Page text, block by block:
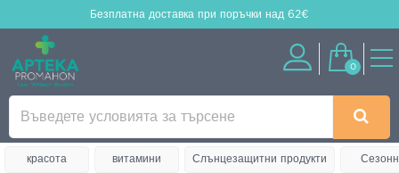
Безплатна доставка при поръчки над 62€
0
красота витамини Слънцезащитни продукти